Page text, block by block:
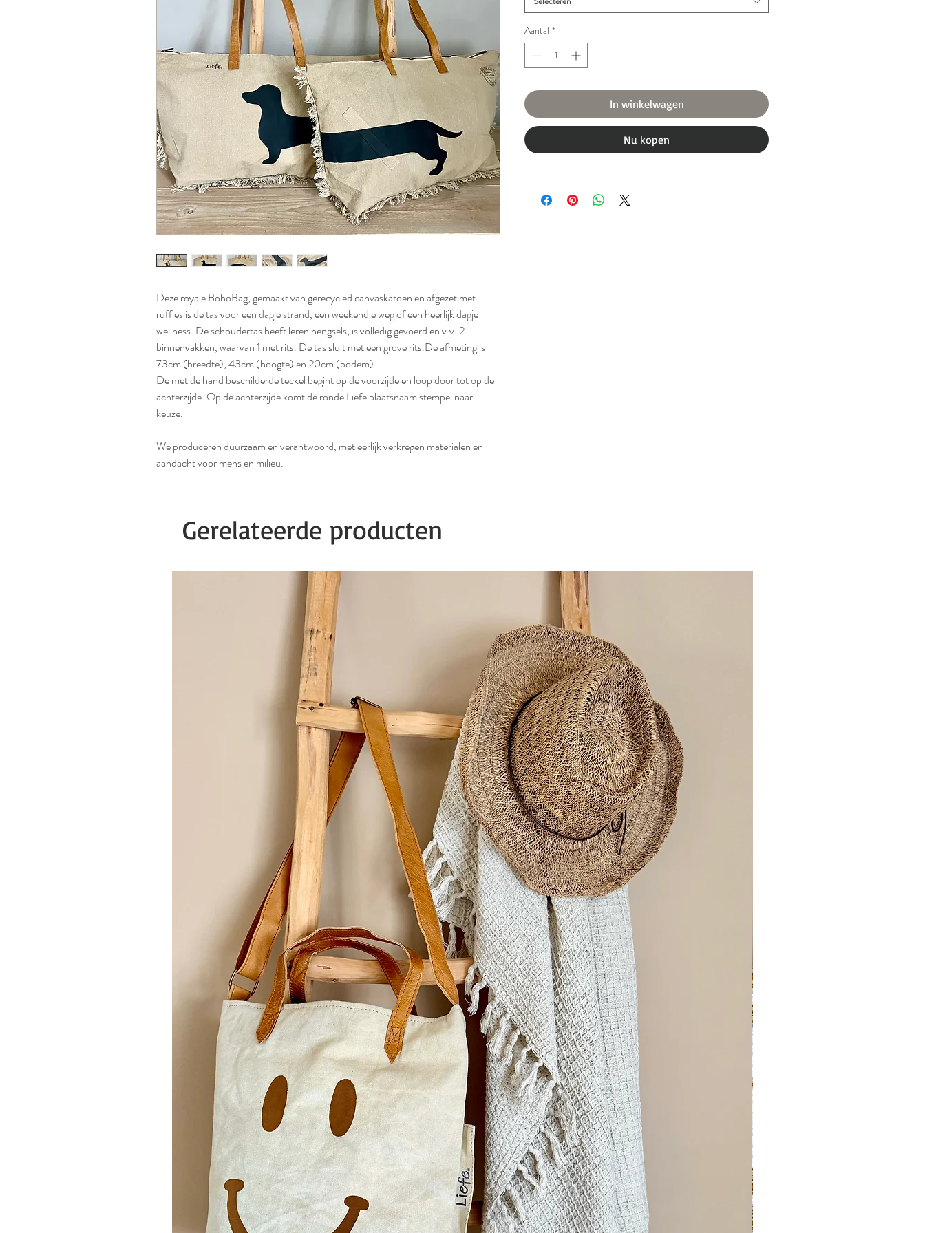
Deze royale BohoBag, gemaakt van gerecycled canvaskatoen en afgezet met
ruffles is de tas voor een dagje strand, een weekendje weg of een heerlijk dagje
wellness. De schoudertas heeft leren hengsels, is volledig gevoerd en v.v. 2
binnenvakken, waarvan 1 met rits. De tas sluit met een grove rits.De afmeting is
73cm (breedte), 43cm (hoogte) en 20cm (bodem).
De met de hand beschilderde teckel begint op de voorzijde en loop door tot op de
achterzijde. Op de achterzijde komt de ronde Liefe plaatsnaam stempel naar
keuze.
We produceren duurzaam en verantwoord, met eerlijk verkregen materialen en
aandacht voor mens en milieu.
Aantal *
In winkelwagen
Nu kopen
Gerelateerde producten